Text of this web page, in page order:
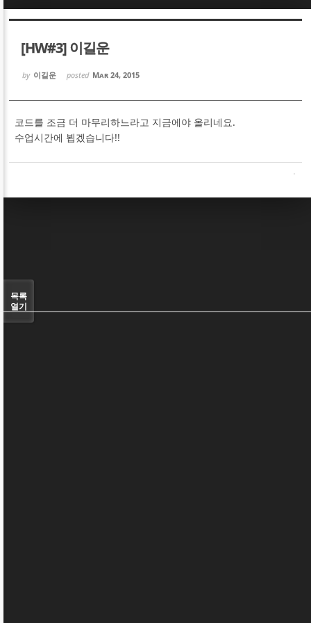
[HW#3] 이길운
by 이길운 posted Mar 24, 2015
코드를 조금 더 마무리하느라고 지금에야 올리네요.
수업시간에 뵙겠습니다!!
목록
열기
Sketchbook5, 스케치북5
Sketchbook5, 스케치북5
Sketchbook5, 스케치북5
Sketchbook5, 스케치북5